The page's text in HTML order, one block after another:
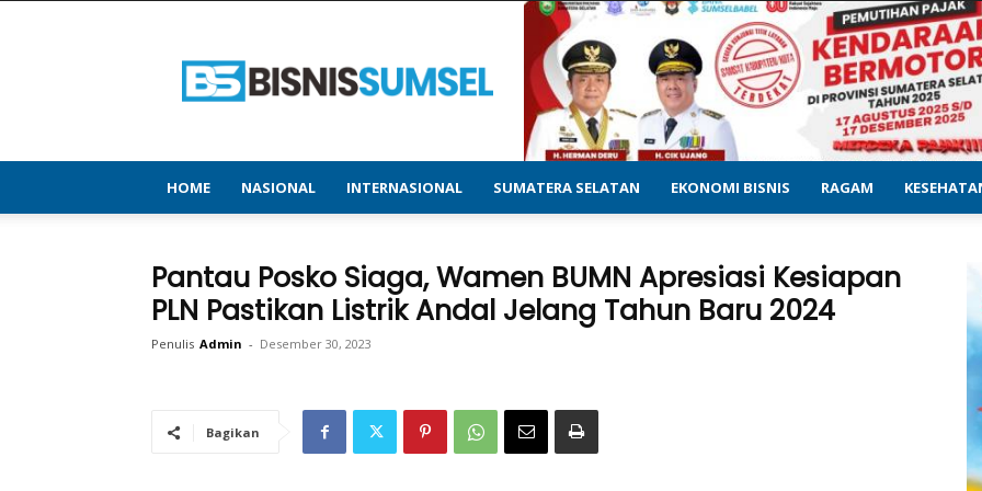
–
Menyajikan
&
Terupdate
HOME NASIONAL INTERNASIONAL SUMATERA SELATAN EKONOMI BISNIS RAGAM
Pantau Posko Siaga, Wamen BUMN Apresiasi Kesiapan
PLN Pastikan Listrik Andal Jelang Tahun Baru 2024
Penulis Admin - Desember 30, 2023
Bagikan